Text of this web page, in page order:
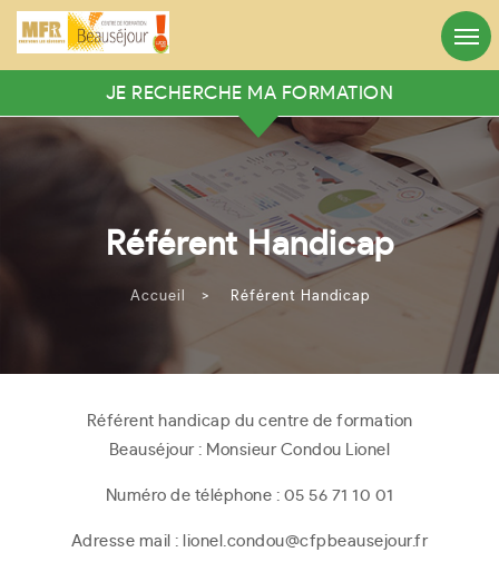
Appelez-nous
05.56.71.10.01 8h:30 - 12:30 / 13h:30 - 18h
RECHERCHER VOTRE FORMATION
Mots clés
Rechercher
JE RECHERCHE MA FORMATION
Référent Handicap
Accueil > Référent Handicap
Référent handicap du centre de formation
Beauséjour : Monsieur Condou Lionel
Numéro de téléphone : 05 56 71 10 01
Adresse mail : lionel.condou@cfpbeausejour.fr